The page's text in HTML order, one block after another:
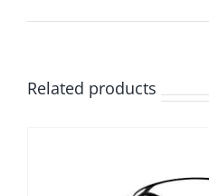
Related products